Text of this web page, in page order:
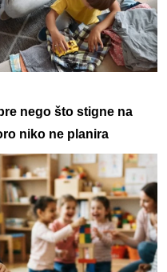
nego što stigne na
niko ne planira